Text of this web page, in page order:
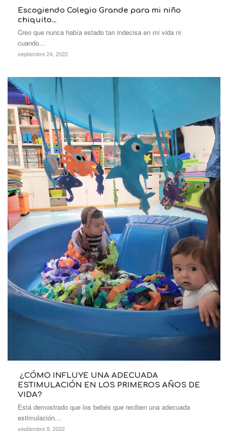
Escogiendo Colegio Grande para mi niño
chiquito…
Creo que nunca había estado tan indecisa en mi vida ni
cuando…
septiembre 24, 2022
¿CÓMO INFLUYE UNA ADECUADA
ESTIMULACIÓN EN LOS PRIMEROS AÑOS DE
VIDA?
Está demostrado que los bebés que reciben una adecuada
estimulación…
septiembre 9, 2022